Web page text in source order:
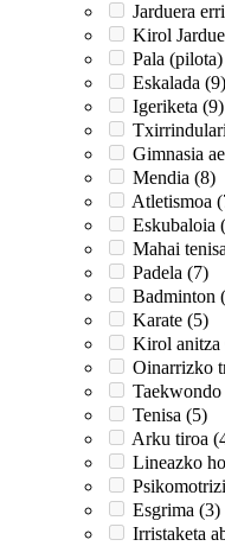
Jarduera
Kirol
Pala
Eskalada (9)
Igeriketa (9)
Gimnasia
Mendia (8)
Atletismoa
Eskubaloia
Mahai
Padela (7)
Badminton
Karate (5)
Kirol anitza
Oinarrizko
Tenisa (5)
Arku tiroa
Lineazko
Esgrima (3)
Irristaketa